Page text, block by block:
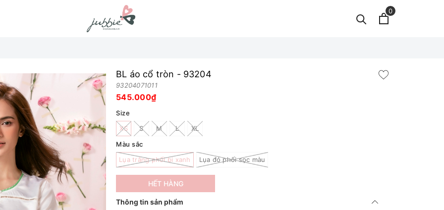
0
BL áo cổ tròn - 93204
93204071011
545.000₫
Size
XS
S M L
XL
Màu sắc
Lụa trằng phối bi xanh
Lụa đỏ phối sọc màu
HẾT HÀNG
Thông tin sản phẩm